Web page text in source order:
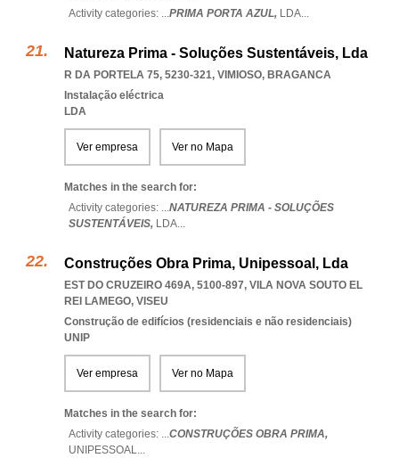
Activity categories: ...PRIMA PORTA AZUL, LDA...
Natureza Prima - Soluções Sustentáveis, Lda
R DA PORTELA 75, 5230-321, VIMIOSO, BRAGANCA
Instalação eléctrica
LDA
Ver empresa Ver no Mapa
Matches in the search for:
Activity categories: ...NATUREZA PRIMA - SOLUÇÕES
SUSTENTÁVEIS, LDA...
Construções Obra Prima, Unipessoal, Lda
EST DO CRUZEIRO 469A, 5100-897, VILA NOVA SOUTO EL
REI LAMEGO, VISEU
Construção de edifícios (residenciais e não residenciais)
UNIP
Ver empresa Ver no Mapa
Matches in the search for:
Activity categories: ...CONSTRUÇÕES OBRA PRIMA,
UNIPESSOAL...